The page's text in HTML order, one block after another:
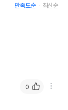
만족도순 최신순
0